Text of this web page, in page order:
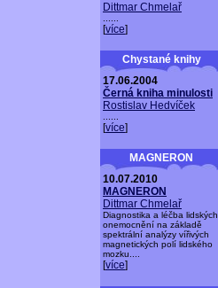
Dittmar Chmelař
[více]
Chystané knihy
17.06.2004
Černá kniha minulosti
Rostislav Hedvíček
[více]
MAGNERON
10.07.2010
MAGNERON
Dittmar Chmelař
Diagnostika a léčba lidských
onemocnění na základě
spektrální analýzy vířivých
magnetických polí lidského
mozku....
[více]